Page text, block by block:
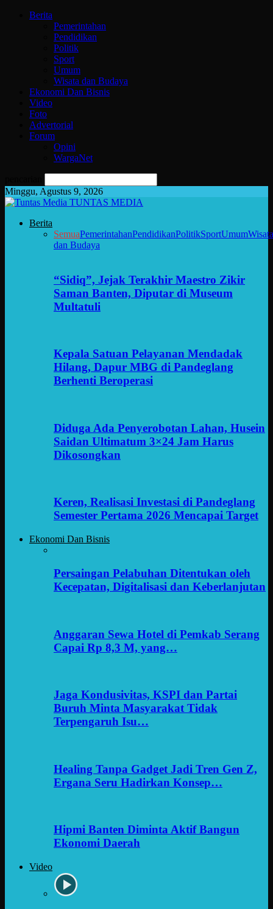
Berita
Pemerintahan
Pendidikan
Politik
Sport
Umum
Wisata dan Budaya
Ekonomi Dan Bisnis
Video
Foto
Advertorial
Forum
Opini
WargaNet
Minggu, Agustus 9, 2026
TUNTAS MEDIA
Berita
SemuaPemerintahanPendidikanPolitikSportUmumWisata
dan Budaya
“Sidiq”, Jejak Terakhir Maestro Zikir
Saman Banten, Diputar di Museum
Multatuli
Kepala Satuan Pelayanan Mendadak
Hilang, Dapur MBG di Pandeglang
Berhenti Beroperasi
Diduga Ada Penyerobotan Lahan, Husein
Saidan Ultimatum 3×24 Jam Harus
Dikosongkan
Keren, Realisasi Investasi di Pandeglang
Semester Pertama 2026 Mencapai Target
Ekonomi Dan Bisnis
Persaingan Pelabuhan Ditentukan oleh
Kecepatan, Digitalisasi dan Keberlanjutan
Anggaran Sewa Hotel di Pemkab Serang
Capai Rp 8,3 M, yang…
Jaga Kondusivitas, KSPI dan Partai
Buruh Minta Masyarakat Tidak
Terpengaruh Isu…
Healing Tanpa Gadget Jadi Tren Gen Z,
Ergana Seru Hadirkan Konsep…
Hipmi Banten Diminta Aktif Bangun
Ekonomi Daerah
Video